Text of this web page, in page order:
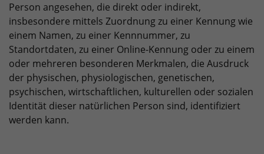
Person angesehen, die direkt oder indirekt,
insbesondere mittels Zuordnung zu einer Kennung wie
einem Namen, zu einer Kennnummer, zu
Standortdaten, zu einer Online-Kennung oder zu einem
oder mehreren besonderen Merkmalen, die Ausdruck
der physischen, physiologischen, genetischen,
psychischen, wirtschaftlichen, kulturellen oder sozialen
Identität dieser natürlichen Person sind, identifiziert
werden kann.